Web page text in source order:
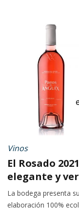
Vinos
El Rosado
elegante y
La bodega presenta
elaboración 100%